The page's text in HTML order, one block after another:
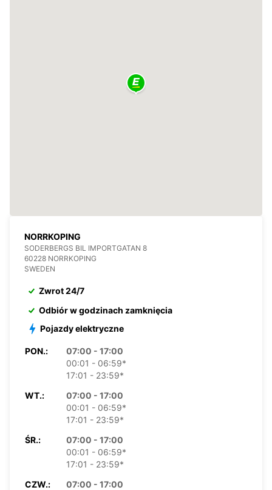
NORRKOPING
SODERBERGS BIL IMPORTGATAN 8
60228 NORRKOPING
SWEDEN
Zwrot 24/7
Odbiór w godzinach zamknięcia
Pojazdy elektryczne
PON.:
07:00 - 17:00
00:01 - 06:59*
17:01 - 23:59*
WT.:
07:00 - 17:00
00:01 - 06:59*
17:01 - 23:59*
ŚR.:
07:00 - 17:00
00:01 - 06:59*
17:01 - 23:59*
CZW.:
07:00 - 17:00